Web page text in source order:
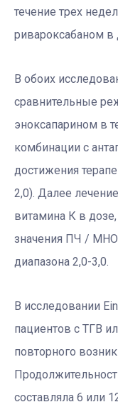
течение трех
ривароксабаном в
В обоих
сравнительные
эноксапарином в
комбинации с
достижения
2,0). Далее
витамина К в
значения ПЧ / МНО
диапазона 2,0-3,0.
В исследовании
пациентов с ТГВ
повторного
составляла 6 или